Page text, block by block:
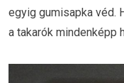
egyig gumisapka véd.
a takarók mindenképp